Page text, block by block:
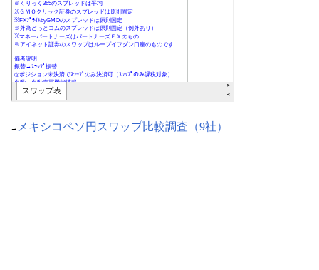
→ メキシコペソ円スワップ比較調査（9社）